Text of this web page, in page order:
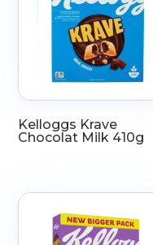
Kelloggs Krave
Chocolat Milk 410g